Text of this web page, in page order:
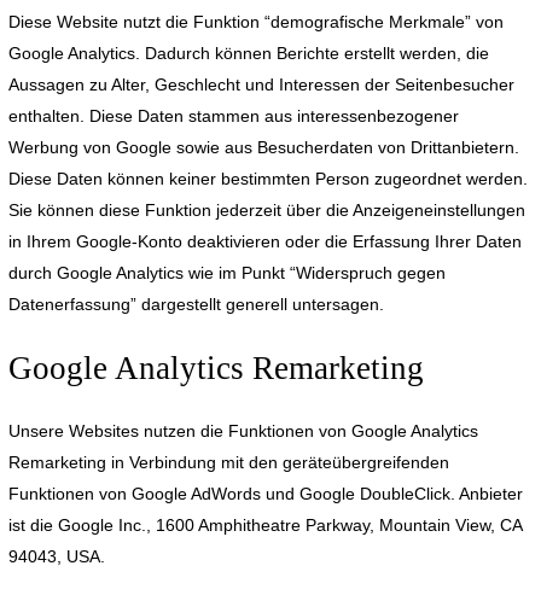
Diese Website nutzt die Funktion “demografische Merkmale” von
Google Analytics. Dadurch können Berichte erstellt werden, die
Aussagen zu Alter, Geschlecht und Interessen der Seitenbesucher
enthalten. Diese Daten stammen aus interessenbezogener
Werbung von Google sowie aus Besucherdaten von Drittanbietern.
Diese Daten können keiner bestimmten Person zugeordnet werden.
Sie können diese Funktion jederzeit über die Anzeigeneinstellungen
in Ihrem Google-Konto deaktivieren oder die Erfassung Ihrer Daten
durch Google Analytics wie im Punkt “Widerspruch gegen
Datenerfassung” dargestellt generell untersagen.
Google Analytics Remarketing
Unsere Websites nutzen die Funktionen von Google Analytics
Remarketing in Verbindung mit den geräteübergreifenden
Funktionen von Google AdWords und Google DoubleClick. Anbieter
ist die Google Inc., 1600 Amphitheatre Parkway, Mountain View, CA
94043, USA.